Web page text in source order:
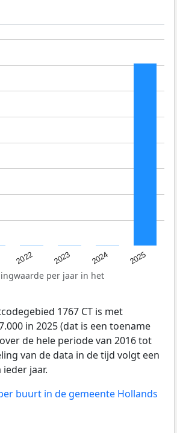
2022 2023 2024 2025
per jaar in het
1767 CT is met
in 2025 (dat is een toename
de hele periode van 2016 tot
van de data in de tijd volgt een
jaar.
buurt in de gemeente Hollands